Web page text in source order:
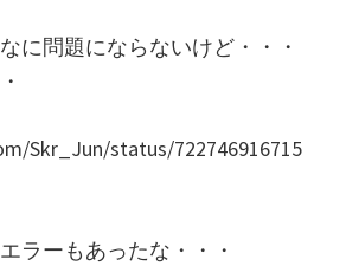
に問題にならないけど・・・
Skr_Jun/status/722746916715
ラーもあったな・・・